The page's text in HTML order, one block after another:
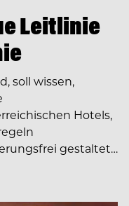
Leitlinie
soll wissen,
Hotels,
gestaltet…